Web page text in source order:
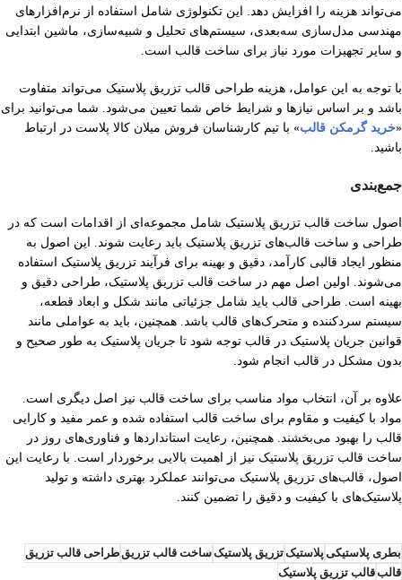
می‌تواند هزینه را افزایش دهد. این تکنولوژی شامل استفاده از نرم‌افزارهای
مهندسی مدل‌سازی سه‌بعدی، سیستم‌های تحلیل و شبیه‌سازی، ماشین ابتدایی
و سایر تجهیزات مورد نیاز برای ساخت قالب است.
با توجه به این عوامل، هزینه طراحی قالب تزریق پلاستیک می‌تواند متفاوت
باشد و بر اساس نیازها و شرایط خاص شما تعیین می‌شود. شما می‌توانید برای
«خرید گرمکن قالب» با تیم کارشناسان فروش میلان کالا پلاست در ارتباط
باشید.
جمع‌بندی
اصول ساخت قالب تزریق پلاستیک شامل مجموعه‌ای از اقدامات است که در
طراحی و ساخت قالب‌های تزریق پلاستیک باید رعایت شوند. این اصول به
منظور ایجاد قالبی کارآمد، دقیق و بهینه برای فرآیند تزریق پلاستیک استفاده
می‌شوند. اولین اصل مهم در ساخت قالب تزریق پلاستیک، طراحی دقیق و
بهینه است. طراحی قالب باید شامل جزئیاتی مانند شکل و ابعاد قطعه،
سیستم سردکننده و متحرک‌های قالب باشد. همچنین، باید به عواملی مانند
قوانین جریان پلاستیک در قالب توجه شود تا جریان پلاستیک به طور صحیح و
بدون مشکل در قالب انجام شود.
علاوه بر آن، انتخاب مواد مناسب برای ساخت قالب نیز اصل دیگری است.
مواد با کیفیت و مقاوم برای ساخت قالب استفاده شده و عمر مفید و کارایی
قالب را بهبود می‌بخشند. همچنین، رعایت استانداردها و فناوری‌های روز در
ساخت قالب تزریق پلاستیک نیز از اهمیت بالایی برخوردار است. با رعایت این
اصول، قالب‌های تزریق پلاستیک می‌توانند عملکرد بهتری داشته و تولید
پلاستیک‌های با کیفیت و دقیق را تضمین کنند.
بطری پلاستیکیپلاستیکتزریق پلاستیکساخت قالب تزریقطراحی قالب تزریق
قالبقالب تزریق پلاستیک